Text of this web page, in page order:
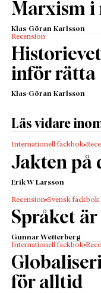
Marxism i
Klas-Göran Karlsson
Recension
inför rätta
Klas-Göran Karlsson
Läs vidare
Internationell fackbok
Jakten på
Erik W Larsson
Recension Svensk fackbok
Språket
Gunnar Wetterberg
Internationell fackbok
för alltid